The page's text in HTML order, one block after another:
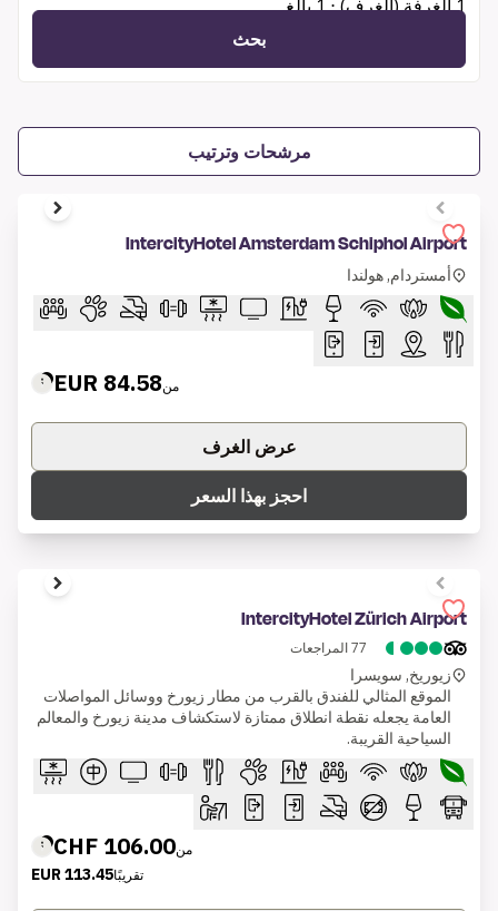
1 الغرفة (الغرف) ⋅ 1 بالغ
بحث
مرشحات وترتيب
1 of 9
IntercityHotel Amsterdam Schiphol Airport
أمستردام, هولندا
من84.58 EUR
عرض الغرف
احجز بهذا السعر
1 of 6
IntercityHotel Zürich Airport
77المراجعات
زيوريخ, سويسرا
الموقع المثالي للفندق بالقرب من مطار زيورخ ووسائل المواصلات
العامة يجعله نقطة انطلاق ممتازة لاستكشاف مدينة زيورخ والمعالم
السياحية القريبة.
من106.00 CHF
تقريبًا113.45 EUR